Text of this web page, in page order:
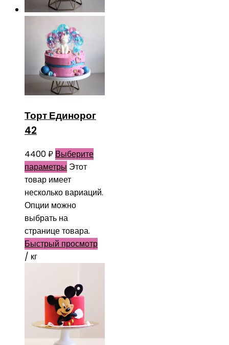
Торт Единорог
42
4400₽ Выберите
параметры Этот
товар имеет
несколько вариаций.
Опции можно
выбрать на
странице товара.
Быстрый просмотр
/ кг